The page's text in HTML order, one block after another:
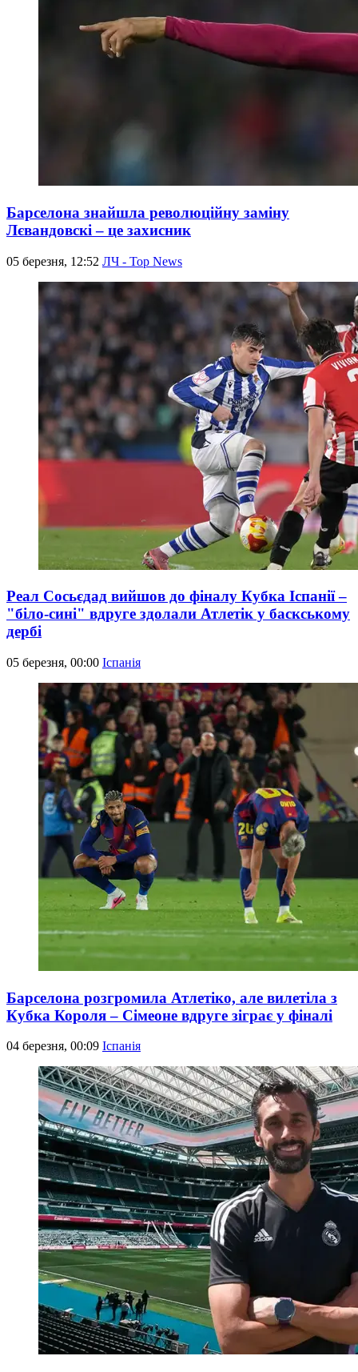
Барселона знайшла революційну заміну
Лєвандовскі – це захисник
05 березня, 12:52 ЛЧ - Top News
Реал Сосьєдад вийшов до фіналу Кубка Іспанії –
"біло-сині" вдруге здолали Атлетік у баскському
дербі
05 березня, 00:00 Іспанія
Барселона розгромила Атлетіко, але вилетіла з
Кубка Короля – Сімеоне вдруге зіграє у фіналі
04 березня, 00:09 Іспанія